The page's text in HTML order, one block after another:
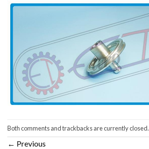
Both comments and trackbacks are currently closed.
← Previous